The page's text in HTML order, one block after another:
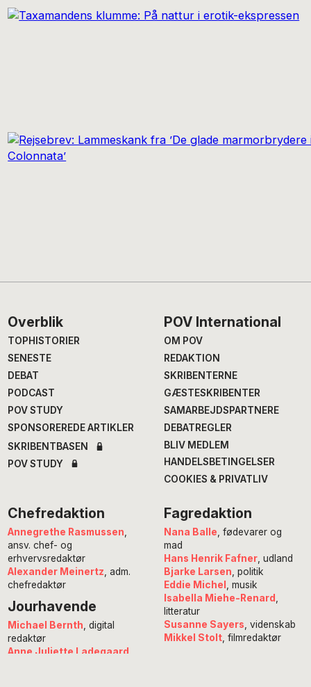
Footer
Overblik
TOPHISTORIER
SENESTE
DEBAT
PODCAST
POV STUDY
SPONSOREREDE ARTIKLER
SKRIBENTBASEN
POV STUDY
POV International
OM POV
REDAKTION
SKRIBENTERNE
GÆSTESKRIBENTER
SAMARBEJDSPARTNERE
DEBATREGLER
BLIV MEDLEM
HANDELSBETINGELSER
COOKIES & PRIVATLIV
Chefredaktion
Annegrethe Rasmussen
ansv. chef- og
erhvervsredaktør
Alexander Meinertz , adm.
chefredaktør
Jourhavende
Michael Bernth , digital
redaktør
Anne Juliette Ladegaard
Fagredaktion
Nana Balle , fødevarer og
mad
Hans Henrik Fafner, udland
Bjarke Larsen , politik
Eddie Michel
, musik
Isabella Miehe-Renard
litteratur
Susanne Sayers , videnskab
Mikkel Stolt, filmredaktør